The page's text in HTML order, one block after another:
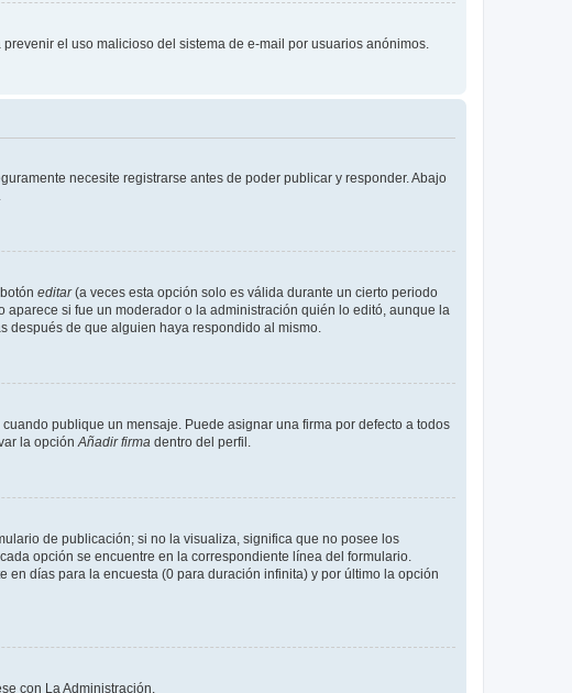
el uso malicioso del sistema de e-mail por usuarios anónimos.
necesite registrarse antes de poder publicar y responder. Abajo
editar(a veces esta opción solo es válida durante un cierto periodo
si fue un moderador o la administración quién lo editó, aunque la
después de que alguien haya respondido al mismo.
cuando publique un mensaje. Puede asignar una firma por defecto a todos
la opción Añadir firma dentro del perfil.
de publicación; si no la visualiza, significa que no posee los
opción se encuentre en la correspondiente línea del formulario.
días para la encuesta (0 para duración infinita) y por último la opción
con La Administración.